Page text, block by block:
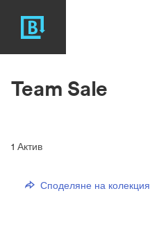
Team Sale
1 Актив
Споделяне на колекция